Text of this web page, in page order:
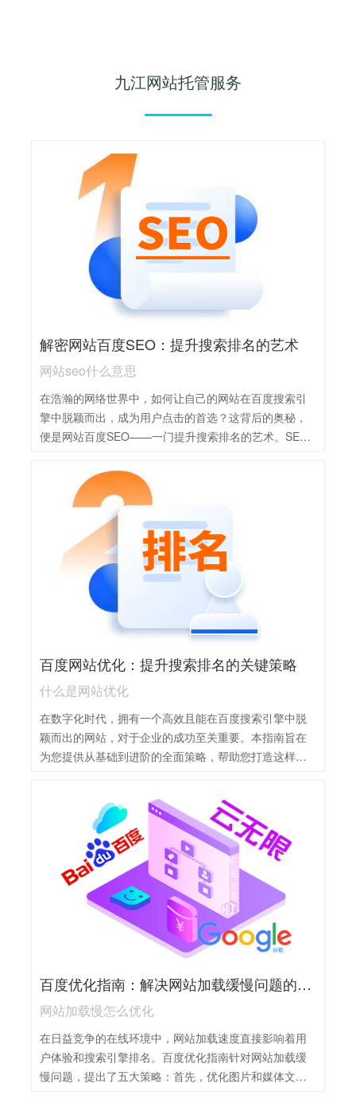
九江网站托管服务
解密网站百度SEO：提升搜索排名的艺术
网站seo什么意思
在浩瀚的网络世界中，如何让自己的网站在百度搜索引
擎中脱颖而出，成为用户点击的首选？这背后的奥秘，
便是网站百度SEO——一门提升搜索排名的艺术。SEO
求、精准把握搜索引擎规则的智慧较量。通过优化网站
结构、内容质量、关键词布局等，我们能够让网站在搜
索结果中更加显眼，吸引更多潜在客户的目光。这是一
场持续不断的优化与调整过程，需要耐心、细心与创
百度网站优化：提升搜索排名的关键策略
什么是网站优化
在数字化时代，拥有一个高效且能在百度搜索引擎中脱
颖而出的网站，对于企业的成功至关重要。本指南旨在
为您提供从基础到进阶的全面策略，帮助您打造这样一
重用户体验，确保网站加载速度快、导航清晰、内容有
价值。同时，利用社交媒体和其他在线渠道提升网站知
名度，增加外部链接，提高网站的权威性和可信度。此
外，定期监测和分析网站数据，及时调整优化策略，以
适应不断变化的搜索引擎算法和用户需求。
百度优化指南：解决网站加载缓慢问题的五大策略
网站加载慢怎么优化
在日益竞争的在线环境中，网站加载速度直接影响着用
户体验和搜索引擎排名。百度优化指南针对网站加载缓
慢问题，提出了五大策略：首先，优化图片和媒体文